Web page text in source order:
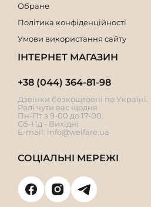
Обране
Політика конфіденційності
Умови використання сайту
ІНТЕРНЕТ МАГАЗИН
+38 (044) 364-81-98
Дзвінки безкоштовні по Україні.
Раді чути вас щодня
Пн-Пт з 9-00 до 17-00.
Сб-Нд - Вихідні
E-mail: info@welfare.ua
СОЦІАЛЬНІ МЕРЕЖІ